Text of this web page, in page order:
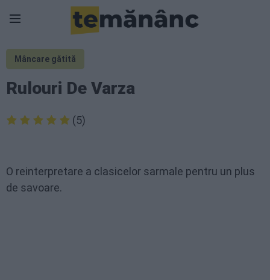
Mâncare gătită
Rulouri De Varza
(5)
O reinterpretare a clasicelor sarmale pentru un plus
de savoare.